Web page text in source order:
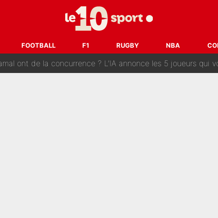
FOOTBALL F1 RUGBY NBA
Jr, la surprise qui n'en est pas une...
: Les coulisses d’un divorce coûteux qui ruine l’OM à
ont de la concurrence ? L’IA annonce les 5 joueurs qui vont